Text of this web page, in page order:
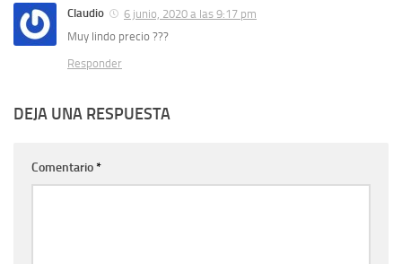
Claudio
6 junio, 2020 a las 9:17 pm
Muy lindo precio ???
Responder
DEJA UNA RESPUESTA
Comentario*